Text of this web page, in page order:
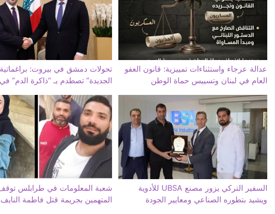
عدالة عرجاء واستثناءات تمييزية: قانون العفو
العام في لبنان وتسييس حماة الوطن
تحولات دمشق في بيروت: براغماتية
الجديدة” تصطدم بـ “ذاكرة الدم”
السفير التركي يزور مصنع UBSA للأدوية
ويشيد بتطوره الصناعي ومعايير الجودة
شعبة المعلومات في طرابلس
المتهمين بجريمة قتل فاطمة